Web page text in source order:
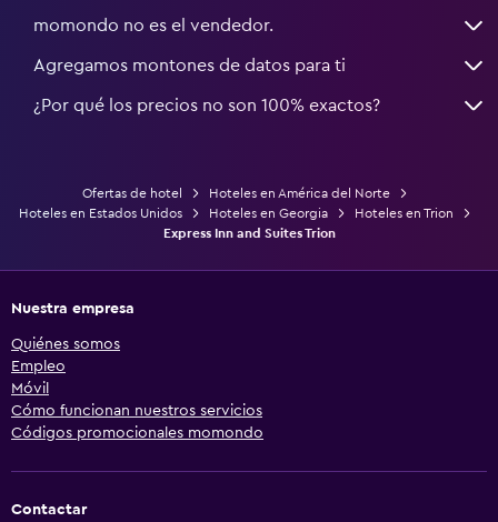
momondo no es el vendedor.
Agregamos montones de datos para ti
¿Por qué los precios no son 100% exactos?
Ofertas de hotel
Hoteles en América del Norte
Hoteles en Estados Unidos
Hoteles en Georgia
Hoteles en Trion
Express Inn and Suites Trion
Nuestra empresa
Quiénes somos
Empleo
Móvil
Cómo funcionan nuestros servicios
Códigos promocionales momondo
Contactar